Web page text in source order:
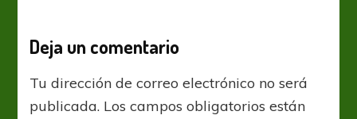
Deja un comentario
Tu dirección de correo electrónico no será
publicada. Los campos obligatorios están